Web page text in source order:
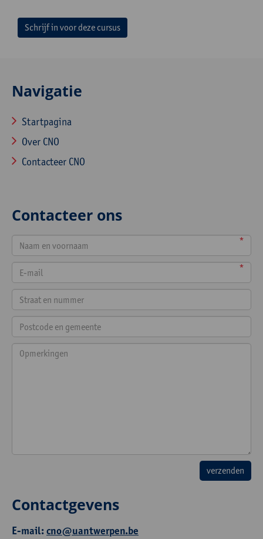
Schrijf in voor deze cursus
Navigatie
Startpagina
Over CNO
Contacteer CNO
Contacteer ons
*
*
Contactgevens
E-mail:cno@uantwerpen.be